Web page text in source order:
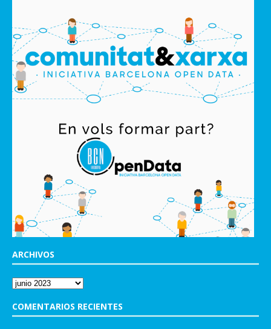
ARCHIVOS
COMENTARIOS RECIENTES